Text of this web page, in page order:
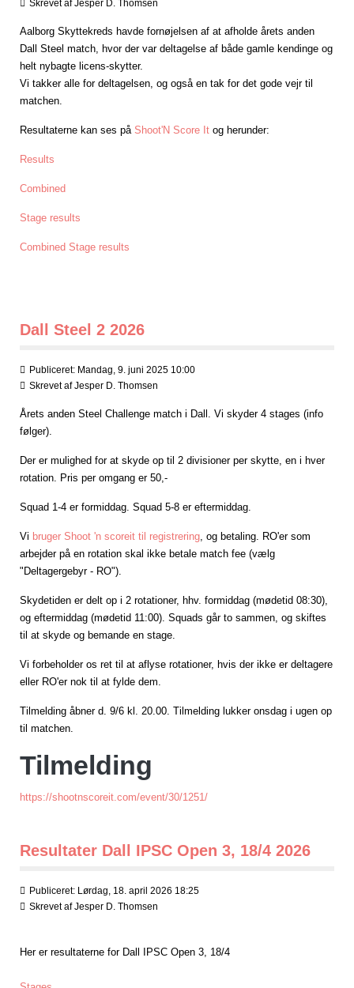
Skrevet afJesper D. Thomsen
Aalborg Skyttekreds havde fornøjelsen af at afholde årets anden
Dall Steel match, hvor der var deltagelse af både gamle kendinge og
helt nybagte licens-skytter.
Vi takker alle for deltagelsen, og også en tak for det gode vejr til
matchen.
Resultaterne kan ses på Shoot'N Score It og herunder:
Results
Combined
Stage results
Combined Stage results
Dall Steel 2 2026
Publiceret: Mandag, 9. juni 2025 10:00
Skrevet afJesper D. Thomsen
Årets anden Steel Challenge match i Dall. Vi skyder 4 stages (info
følger).
Der er mulighed for at skyde op til 2 divisioner per skytte, en i hver
rotation. Pris per omgang er 50,-
Squad 1-4 er formiddag. Squad 5-8 er eftermiddag.
Vi bruger Shoot 'n scoreit til registrering, og betaling. RO'er som
arbejder på en rotation skal ikke betale match fee (vælg
" Deltagergebyr - RO").
Skydetiden er delt op i 2 rotationer, hhv. formiddag (mødetid 08:30),
og eftermiddag (mødetid 11:00). Squads går to sammen, og skiftes
til at skyde og bemande en stage.
Vi forbeholder os ret til at aflyse rotationer, hvis der ikke er deltagere
eller RO'er nok til at fylde dem.
Tilmelding åbner d. 9/6 kl. 20.00. Tilmelding lukker onsdag i ugen op
til matchen.
Tilmelding
https://shootnscoreit.com/event/30/1251/
Resultater Dall IPSC Open 3, 18/4 2026
Publiceret: Lørdag, 18. april 2026 18:25
Skrevet afJesper D. Thomsen
Her er resultaterne for Dall IPSC Open 3, 18/4